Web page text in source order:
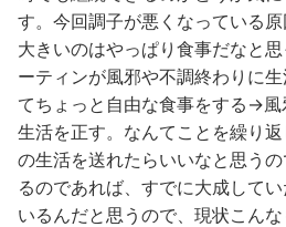
す。今回調子が悪くなっている
大きいのはやっぱり食事だなと
ーティンが風邪や不調終わりに
てちょっと自由な食事をする→
生活を正す。なんてことを繰り
の生活を送れたらいいなと思う
るのであれば、すでに大成して
いるんだと思うので、現状こんな